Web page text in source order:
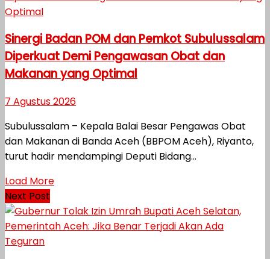
Sinergi Badan POM dan Pemkot Subulussalam
Diperkuat Demi Pengawasan Obat dan
Makanan yang Optimal
7 Agustus 2026
Subulussalam – Kepala Balai Besar Pengawas Obat
dan Makanan di Banda Aceh (BBPOM Aceh), Riyanto,
turut hadir mendampingi Deputi Bidang...
Load More
Next Post